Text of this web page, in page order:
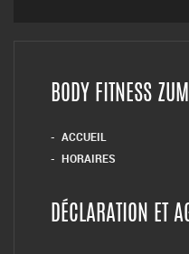
BODY FITNESS
ACCUEIL
HORAIRES
DÉCLARATION ET